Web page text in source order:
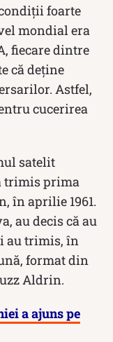
foarte
mondial era
fiecare dintre
că deține
Astfel,
cucerirea
satelit
trimis prima
în aprilie 1961.
au decis că au
au trimis, în
format din
Aldrin.
a ajuns pe